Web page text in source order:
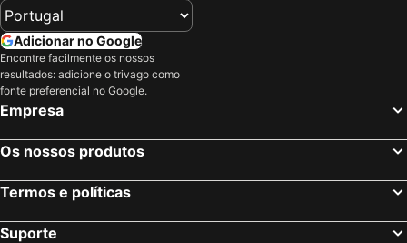
Adicionar no Google
Encontre facilmente os nossos
resultados: adicione o trivago como
fonte preferencial no Google.
Empresa
Os nossos produtos
Termos e políticas
Suporte